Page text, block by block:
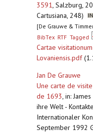
3591, Salzburg,
Cartusiana, 248)
[De Grauwe &
BibTex RTF Tagged
Cartae
Lovaniensis.pdf
Jan De Grauwe
Une carte de
de 1693, in:
ihre Welt -
Internationaler
September 1992